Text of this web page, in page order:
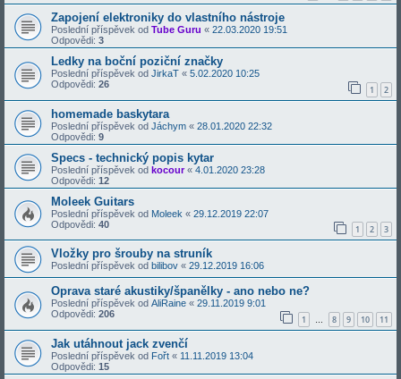
Zapojení elektroniky do vlastního nástroje
Poslední příspěvek od Tube Guru « 22.03.2020 19:51
Odpovědi: 3
Ledky na boční poziční značky
Poslední příspěvek od JirkaT « 5.02.2020 10:25
Odpovědi: 26 1 2
homemade baskytara
Poslední příspěvek od Jáchym « 28.01.2020 22:32
Odpovědi: 9
Specs - technický popis kytar
Poslední příspěvek od kocour« 4.01.2020 23:28
Odpovědi: 12
Moleek Guitars
Poslední příspěvek od Moleek « 29.12.2019 22:07
Odpovědi: 40 1 2 3
Vložky pro šrouby na struník
Poslední příspěvek od bilibov « 29.12.2019 16:06
Oprava staré akustiky/španělky - ano nebo ne?
Poslední příspěvek od AliRaine « 29.11.2019 9:01
Odpovědi: 206 1 … 8 9 10 11
Jak utáhnout jack zvenčí
Poslední příspěvek od Fořt « 11.11.2019 13:04
Odpovědi: 15